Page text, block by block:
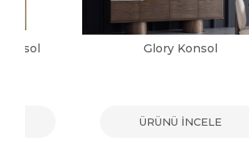
Glory Konsol
ÜRÜNÜ İNCELE